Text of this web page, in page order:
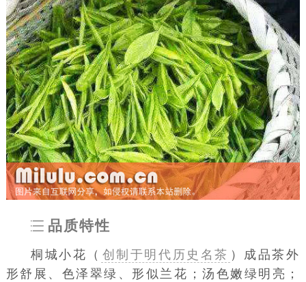
品质特性
桐城小花（ 创制于明代历史名茶 ）成品茶外
形舒展、色泽翠绿、形似兰花；汤色嫩绿明亮；